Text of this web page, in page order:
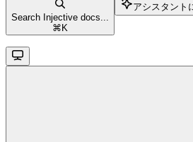
Search Injective docs...
⌘ K
アシスタント